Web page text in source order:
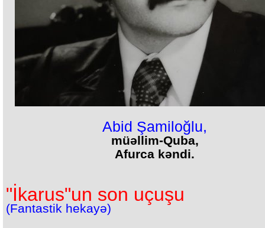
Abid Şamiloğlu,
müəllim-Quba,
Afurca kəndi.
"İkarus"un son uçuşu
(Fantastik hekayə)